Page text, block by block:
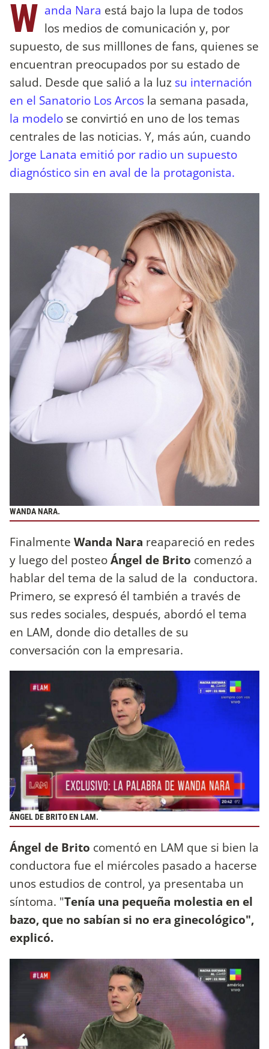
W anda Nara está bajo la lupa de todos
los medios de comunicación y, por
supuesto, de sus milllones de fans, quienes se
encuentran preocupados por su estado de
salud. Desde que salió a la luz su internación
en el Sanatorio Los Arcos la semana pasada,
la modelo se convirtió en uno de los temas
centrales de las noticias. Y, más aún, cuando
Jorge Lanata emitió por radio un supuesto
diagnóstico sin en aval de la protagonista.
WANDA NARA.
Finalmente Wanda Nara reapareció en redes
y luego del posteoÁngel de Brito comenzó a
hablar del tema de la salud de la conductora.
Primero, se expresó él también a través de
sus redes sociales, después, abordó el tema
en LAM, donde dio detalles de su
conversación con la empresaria.
ÁNGEL DE BRITO EN LAM.
Ángel de Brito comentó en LAM que si bien la
conductora fue el miércoles pasado a hacerse
unos estudios de control, ya presentaba un
síntoma. "Tenía una pequeña molestia en el
bazo, que no sabían si no era ginecológico",
explicó.